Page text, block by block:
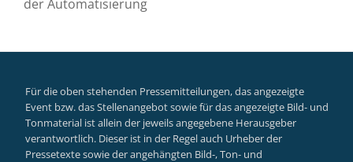
der Automatisierung
Für die oben stehenden Pressemitteilungen, das angezeigte
Event bzw. das Stellenangebot sowie für das angezeigte Bild- und
Tonmaterial ist allein der jeweils angegebene Herausgeber
verantwortlich. Dieser ist in der Regel auch Urheber der
Pressetexte sowie der angehängten Bild-, Ton- und